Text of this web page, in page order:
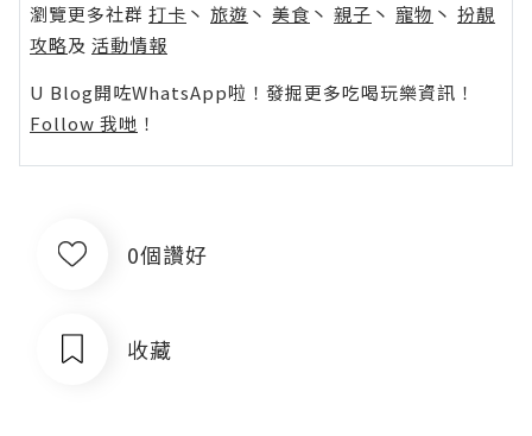
瀏覽更多社群 打卡 丶 旅遊 丶 美食 丶 親子 丶 寵物 丶 扮靚
攻略及 活動情報
U Blog開咗WhatsApp啦！發掘更多吃喝玩樂資訊！
Follow 我哋 ！
0個讚好
收藏